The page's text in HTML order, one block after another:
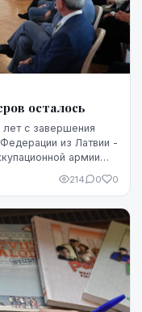
осталось
лет с завершения
из Латвии -
армии
214 0 0